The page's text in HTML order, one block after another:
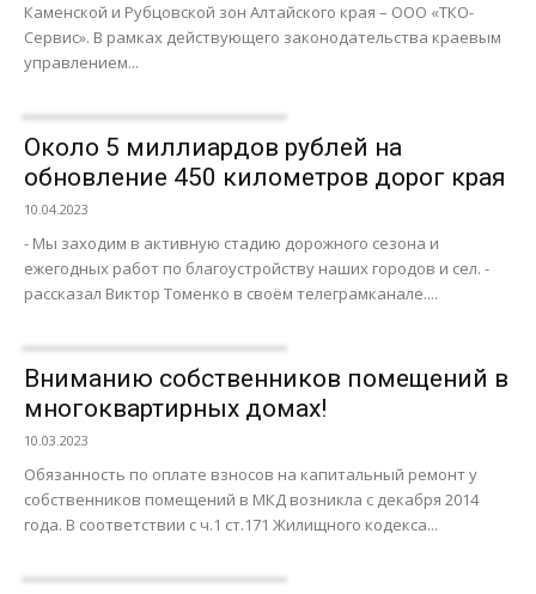
Каменской и Рубцовской зон Алтайского края – ООО «ТКО-
Сервис». В рамках действующего законодательства краевым
управлением...
Около 5 миллиардов рублей на
обновление 450 километров дорог края
10.04.2023
- Мы заходим в активную стадию дорожного сезона и
ежегодных работ по благоустройству наших городов и сел. -
рассказал Виктор Томенко в своём телеграмканале....
Вниманию собственников помещений в
многоквартирных домах!
10.03.2023
Обязанность по оплате взносов на капитальный ремонт у
собственников помещений в МКД возникла с декабря 2014
года. В соответствии с ч.1 ст.171 Жилищного кодекса...